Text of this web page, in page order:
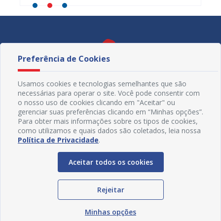
Redes Sociais
Preferência de Cookies
Usamos cookies e tecnologias semelhantes que são
necessárias para operar o site. Você pode consentir com
o nosso uso de cookies clicando em "Aceitar" ou
gerenciar suas preferências clicando em “Minhas opções”.
Para obter mais informações sobre os tipos de cookies,
como utilizamos e quais dados são coletados, leia nossa
Política de Privacidade.
Aceitar todos os cookies
Rejeitar
Minhas opções